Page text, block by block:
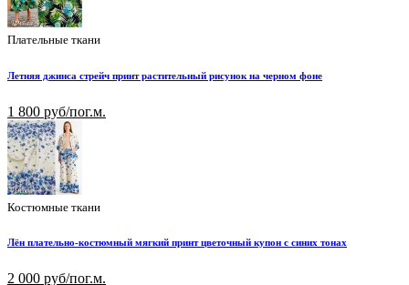
Плательные ткани
Летняя джинса стрейч принт растительный рисунок на черном фоне
1 800 руб/пог.м.
Костюмные ткани
Лён плательно-костюмный мягкий принт цветочный купон с синих тонах
2 000 руб/пог.м.